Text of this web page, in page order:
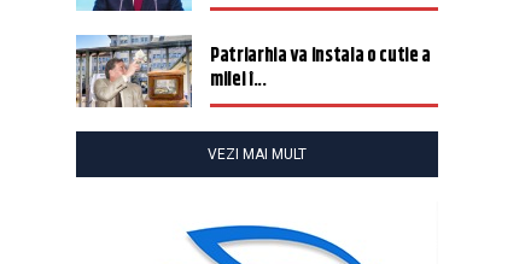
Patriarhia va instala o cutie a
milei î...
VEZI MAI MULT